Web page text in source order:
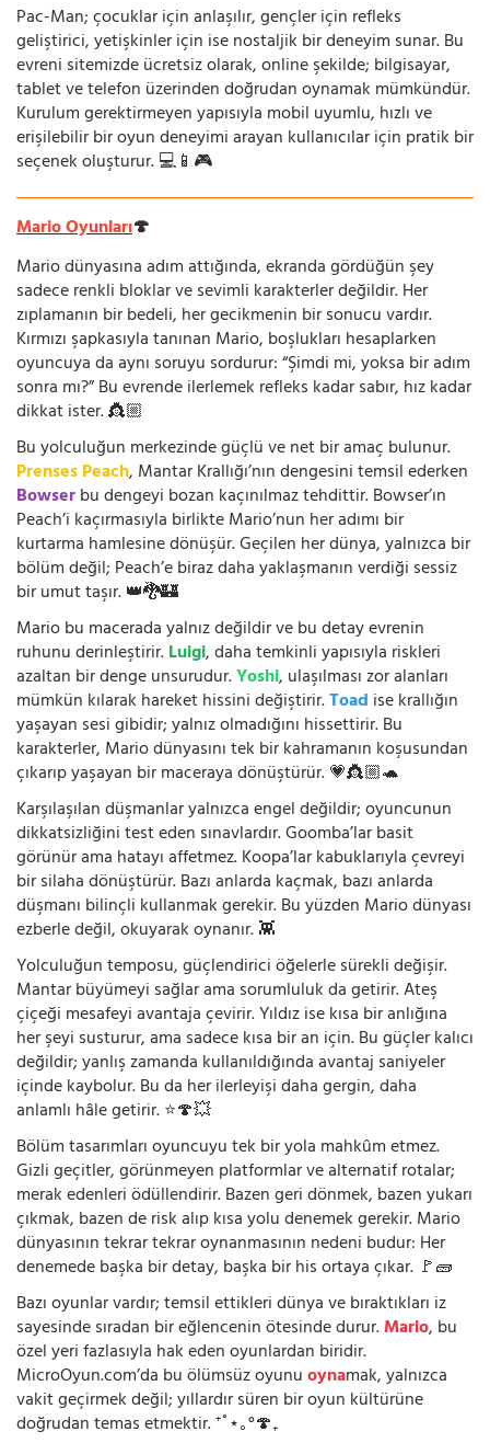
Pac-Man; çocuklar için anlaşılır, gençler için refleks
geliştirici, yetişkinler için ise nostaljik bir deneyim sunar. Bu
evreni sitemizde ücretsiz olarak, online şekilde; bilgisayar,
tablet ve telefon üzerinden doğrudan oynamak mümkündür.
Kurulum gerektirmeyen yapısıyla mobil uyumlu, hızlı ve
erişilebilir bir oyun deneyimi arayan kullanıcılar için pratik bir
seçenek oluşturur. 💻📱🎮
Mario Oyunları🍄
Mario dünyasına adım attığında, ekranda gördüğün şey
sadece renkli bloklar ve sevimli karakterler değildir. Her
zıplamanın bir bedeli, her gecikmenin bir sonucu vardır.
Kırmızı şapkasıyla tanınan Mario, boşlukları hesaplarken
oyuncuya da aynı soruyu sordurur: “Şimdi mi, yoksa bir adım
sonra mı?” Bu evrende ilerlemek refleks kadar sabır, hız kadar
dikkat ister. 👸🏼
Bu yolculuğun merkezinde güçlü ve net bir amaç bulunur.
Prenses Peach, Mantar Krallığı’nın dengesini temsil ederken
Bowserbu dengeyi bozan kaçınılmaz tehdittir. Bowser’ın
Peach’i kaçırmasıyla birlikte Mario’nun her adımı bir
kurtarma hamlesine dönüşür. Geçilen her dünya, yalnızca bir
bölüm değil; Peach’e biraz daha yaklaşmanın verdiği sessiz
bir umut taşır. 👑🐉🏰
Mario bu macerada yalnız değildir ve bu detay evrenin
ruhunu derinleştirir.Luigi, daha temkinli yapısıyla riskleri
azaltan bir denge unsurudur.Yoshi, ulaşılması zor alanları
mümkün kılarak hareket hissini değiştirir.Toad ise krallığın
yaşayan sesi gibidir; yalnız olmadığını hissettirir. Bu
karakterler, Mario dünyasını tek bir kahramanın koşusundan
çıkarıp yaşayan bir maceraya dönüştürür. 💗👸🏼🐢
Karşılaşılan düşmanlar yalnızca engel değildir; oyuncunun
dikkatsizliğini test eden sınavlardır. Goomba’lar basit
görünür ama hatayı affetmez. Koopa’lar kabuklarıyla çevreyi
bir silaha dönüştürür. Bazı anlarda kaçmak, bazı anlarda
düşmanı bilinçli kullanmak gerekir. Bu yüzden Mario dünyası
ezberle değil, okuyarak oynanır. 👾
Yolculuğun temposu, güçlendirici öğelerle sürekli değişir.
Mantar büyümeyi sağlar ama sorumluluk da getirir. Ateş
çiçeği mesafeyi avantaja çevirir. Yıldız ise kısa bir anlığına
her şeyi susturur, ama sadece kısa bir an için. Bu güçler kalıcı
değildir; yanlış zamanda kullanıldığında avantaj saniyeler
içinde kaybolur. Bu da her ilerleyişi daha gergin, daha
anlamlı hâle getirir. ⭐🍄💥
Bölüm tasarımları oyuncuyu tek bir yola mahkûm etmez.
Gizli geçitler, görünmeyen platformlar ve alternatif rotalar;
merak edenleri ödüllendirir. Bazen geri dönmek, bazen yukarı
çıkmak, bazen de risk alıp kısa yolu denemek gerekir. Mario
dünyasının tekrar tekrar oynanmasının nedeni budur: Her
denemede başka bir detay, başka bir his ortaya çıkar. 🚩🧱
Bazı oyunlar vardır; temsil ettikleri dünya ve bıraktıkları iz
sayesinde sıradan bir eğlencenin ötesinde durur.Mario, bu
özel yeri fazlasıyla hak eden oyunlardan biridir.
MicroOyun.com’da bu ölümsüz oyunuoynamak, yalnızca
vakit geçirmek değil; yıllardır süren bir oyun kültürüne
doğrudan temas etmektir. ⁺˚⋆｡°🍄₊